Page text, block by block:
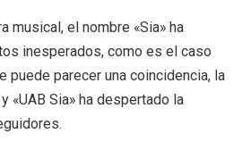
musical, el nombre «Sia» ha
inesperados, como es el caso
puede parecer una coincidencia, la
«UAB Sia» ha despertado la